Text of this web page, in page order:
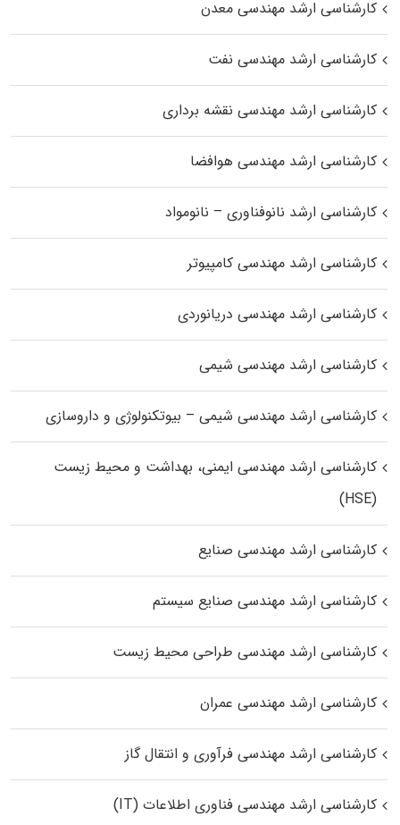
کارشناسی ارشد مهندسی معدن
کارشناسی ارشد مهندسی نفت
کارشناسی ارشد مهندسی نقشه برداری
کارشناسی ارشد مهندسی هوافضا
کارشناسی ارشد نانوفناوری – نانومواد
کارشناسی ارشد مهندسی کامپیوتر
کارشناسی ارشد مهندسی دریانوردی
کارشناسی ارشد مهندسی شیمی
کارشناسی ارشد مهندسی شیمی – بیوتکنولوژی و داروسازی
کارشناسی ارشد مهندسی ایمنی، بهداشت و محیط زیست
(HSE)
کارشناسی ارشد مهندسی صنایع
کارشناسی ارشد مهندسی صنایع سیستم
کارشناسی ارشد مهندسی طراحی محیط زیست
کارشناسی ارشد مهندسی عمران
کارشناسی ارشد مهندسی فرآوری و انتقال گاز
کارشناسی ارشد مهندسی فناوری اطلاعات (IT)